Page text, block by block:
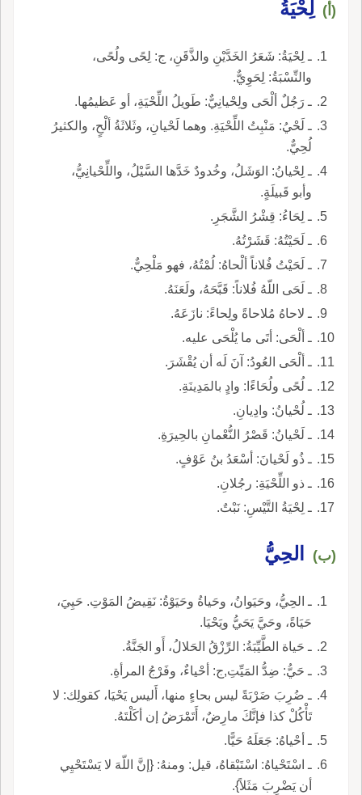
(أ) لِحْيَةُ
ـ لِحْيَةُ: شَعَرُ الخَدَّيْنِ والذَّقَنِ، ج: لِحًى ولُحًى،
والنِّسْبَةُ: لِحَوِيٌّ.
ـ رَجُلٌ ألْحَى ولِحْيانِيٌّ: طَويلُ اللِّحْيَةِ، أو عَظيمُها.
ـ لَحْيُ: مَنْبِتُ اللِّحْيَةِ. وهما لَحْيانِ، وثَلاثَةُ ألْحٍ، والكثيرُ
لُحِيٌّ.
ـ لِحْيانُ: الوَشَلُ، وخُدودٌ خَدَّها السَّيْلُ، واللِّحْيانِيُّ،
وأبو قَبيلَةٍ.
ـ لِحَاءُ: قِشْرُ الشَّجَرِ.
ـ لَحَيْتُهُ: قَشَرْتُهُ.
ـ لَحَيْتُ فُلاناً ألْحاهُ: لُمْتُهُ، فهو مَلْحِيٌّ.
ـ لَحَى اللّهُ فُلاناً: قَبَّحَهُ، ولَعَنَهُ.
ـ لاحاهُ مُلاحاةً ولِحاءً: نازَعَهُ.
ـ ألْحَى: أتَى ما يُلْحَى عليه.
ـ ألْحَى العُودُ: آنَ لَه أن يُقْشَرَ.
ـ لُحًى ولُحَاءًا: وادٍ بالمَدِينَةِ.
ـ لُحْيانُ: وادِيانِ.
ـ لَحْيانُ: قَصْرُ النُّعْمانِ بالحِيرَةِ.
ـ ذُو لَحْيانَ: أسْعَدُ بنُ عَوْفٍ.
ـ ذو اللِّحْيَةِ: رجُلانِ.
ـ لِحْيَةُ التَّيْسِ: نَبْتٌ.
(ب) الحِيُّ
ـ الحِيُّ، وحَيَوانُ، وحَياةُ وحَيَوْةُ: نَقِيضُ المَوْتِ. حَيِيَ،
حَيَاةً، وحَيَّ يَحَيُّ ويَحْيَا.
ـ حَياة الطَّيِّبَةُ: الرِّزْقُ الحَلالُ، أَو الجَنَّةُ.
ـ حَيُّ: ضِدُّ المَيِّتِ,ج: أحْياءٌ، وفَرْجُ المرأةِ.
ـ ضُرِبَ ضَرْبَةً ليس بحاءٍ منها، أَليس يَحْيَا، كقولِك: لا
تَأْكُلْ كذا فإنَّكَ مارِضٌ، أَتَمْرَضُ إن أكَلْتَهُ.
ـ أحْياهُ: جَعَلَهُ حَيًّا.
ـ اسْتَحْياهُ: اسْتَبْقاهُ، قيل: ومنهُ: {إنَّ اللّهَ لا يَسْتَحْيِي
أن يَضْرِبَ مَثَلاً}.